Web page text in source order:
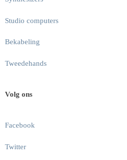
Studio computers
Bekabeling
Tweedehands
Volg ons
Facebook
Twitter